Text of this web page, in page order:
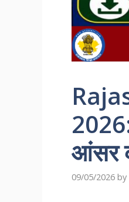
आंसर
09/05/2026 by